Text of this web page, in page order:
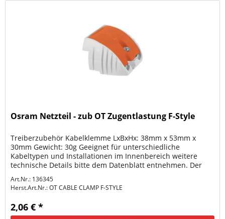
Osram Netzteil - zub OT Zugentlastung F-Style
Treiberzubehör Kabelklemme LxBxHx: 38mm x 53mm x
30mm Gewicht: 30g Geeignet für unterschiedliche
Kabeltypen und Installationen im Innenbereich weitere
technische Details bitte dem Datenblatt entnehmen. Der
Art.Nr.: 136345
Herst.Art.Nr.:OT CABLE CLAMP F-STYLE
2,06 € *